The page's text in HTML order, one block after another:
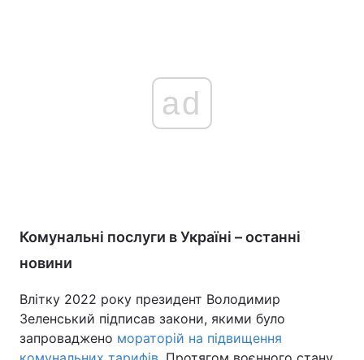
ad
Комунальні послуги в Україні – останні
новини
Влітку 2022 року президент Володимир
Зеленський підписав закони, якими було
запроваджено мораторій на підвищення